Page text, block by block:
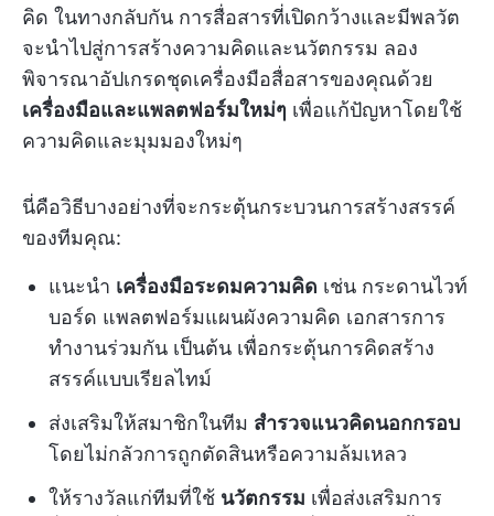
คิด ในทางกลับกัน การสื่อสารที่เปิดกว้างและมีพลวัต
จะนำไปสู่การสร้างความคิดและนวัตกรรม ลอง
พิจารณาอัปเกรดชุดเครื่องมือสื่อสารของคุณด้วย
เครื่องมือและแพลตฟอร์มใหม่ๆ เพื่อแก้ปัญหาโดยใช้
ความคิดและมุมมองใหม่ๆ
นี่คือวิธีบางอย่างที่จะกระตุ้นกระบวนการสร้างสรรค์
ของทีมคุณ:
แนะนำ เครื่องมือระดมความคิด เช่น กระดานไวท์
บอร์ด แพลตฟอร์มแผนผังความคิด เอกสารการ
ทำงานร่วมกัน เป็นต้น เพื่อกระตุ้นการคิดสร้าง
สรรค์แบบเรียลไทม์
ส่งเสริมให้สมาชิกในทีม สำรวจแนวคิดนอกกรอบ
โดยไม่กลัวการถูกตัดสินหรือความล้มเหลว
ให้รางวัลแก่ทีมที่ใช้ นวัตกรรม เพื่อส่งเสริมการ